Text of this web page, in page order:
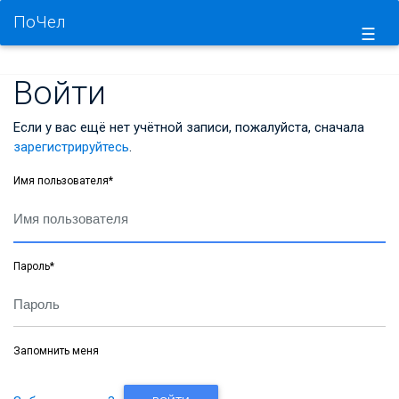
☰
ПоЧел
Войти
Если у вас ещё нет учётной записи, пожалуйста, сначала
зарегистрируйтесь.
Имя пользователя*
Пароль*
Запомнить меня